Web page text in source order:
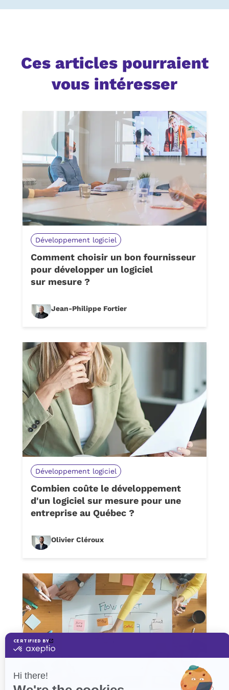
Ces articles pourraient
vous intéresser
Développement logiciel
Comment choisir un bon fournisseur
pour développer un logiciel
sur mesure ?
Jean-Philippe Fortier
Développement logiciel
Combien coûte le développement
d'un logiciel sur mesure pour une
entreprise au Québec ?
Olivier Cléroux